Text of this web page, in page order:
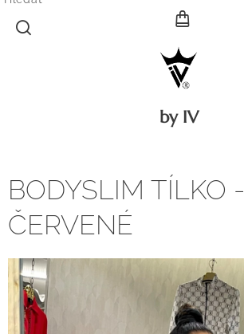
by IV
BODYSLIM TÍLKO -
ČERVENÉ